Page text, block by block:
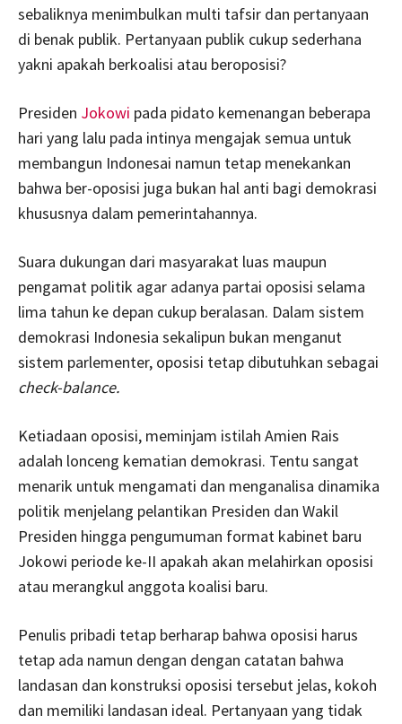
sebaliknya menimbulkan multi tafsir dan pertanyaan
di benak publik. Pertanyaan publik cukup sederhana
yakni apakah berkoalisi atau beroposisi?
Presiden Jokowi pada pidato kemenangan beberapa
hari yang lalu pada intinya mengajak semua untuk
membangun Indonesai namun tetap menekankan
bahwa ber-oposisi juga bukan hal anti bagi demokrasi
khususnya dalam pemerintahannya.
Suara dukungan dari masyarakat luas maupun
pengamat politik agar adanya partai oposisi selama
lima tahun ke depan cukup beralasan. Dalam sistem
demokrasi Indonesia sekalipun bukan menganut
sistem parlementer, oposisi tetap dibutuhkan sebagai
check-balance.
Ketiadaan oposisi, meminjam istilah Amien Rais
adalah lonceng kematian demokrasi. Tentu sangat
menarik untuk mengamati dan menganalisa dinamika
politik menjelang pelantikan Presiden dan Wakil
Presiden hingga pengumuman format kabinet baru
Jokowi periode ke-II apakah akan melahirkan oposisi
atau merangkul anggota koalisi baru.
Penulis pribadi tetap berharap bahwa oposisi harus
tetap ada namun dengan dengan catatan bahwa
landasan dan konstruksi oposisi tersebut jelas, kokoh
dan memiliki landasan ideal. Pertanyaan yang tidak